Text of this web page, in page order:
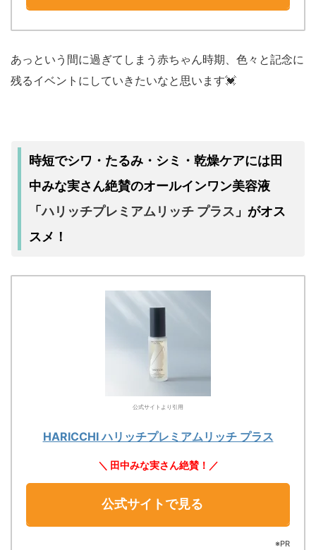
あっという間に過ぎてしまう赤ちゃん時期、色々と記念に
残るイベントにしていきたいなと思います💓
時短でシワ・たるみ・シミ・乾燥ケアには田
中みな実さん絶賛のオールインワン美容液
「ハリッチプレミアムリッチ プラス 」がオス
スメ！
公式サイトより引用
HARICCHI ハリッチプレミアムリッチ プラス
＼ 田中みな実さん絶賛！／
公式サイトで見る
※PR